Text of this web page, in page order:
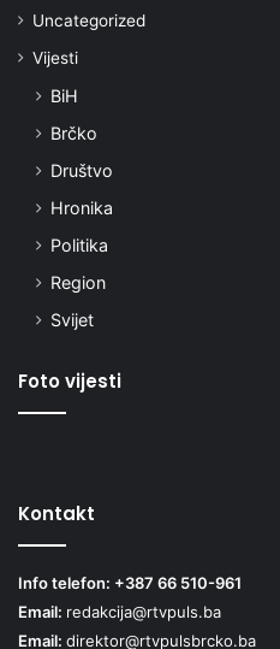
Uncategorized
Vijesti
BiH
Brčko
Društvo
Hronika
Politika
Region
Svijet
Foto vijesti
Kontakt
Info telefon: +387 66 510-961
Email: redakcija@rtvpuls.ba
Email: direktor@rtvpulsbrcko.ba